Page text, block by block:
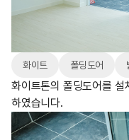
화이트 폴딩도어
화이트톤의 폴딩도어를 설
하였습니다.